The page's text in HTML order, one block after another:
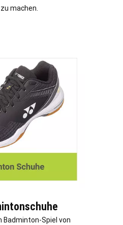
machen.
Spiel von